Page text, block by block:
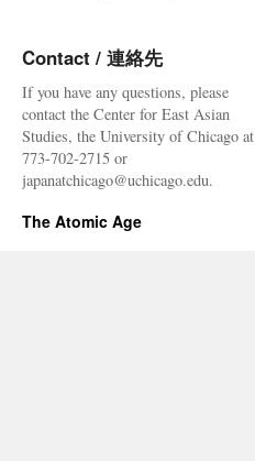
Contact / 連絡先
If you have any questions, please
contact the Center for East Asian
Studies, the University of Chicago at
773-702-2715 or
japanatchicago@uchicago.edu.
The Atomic Age